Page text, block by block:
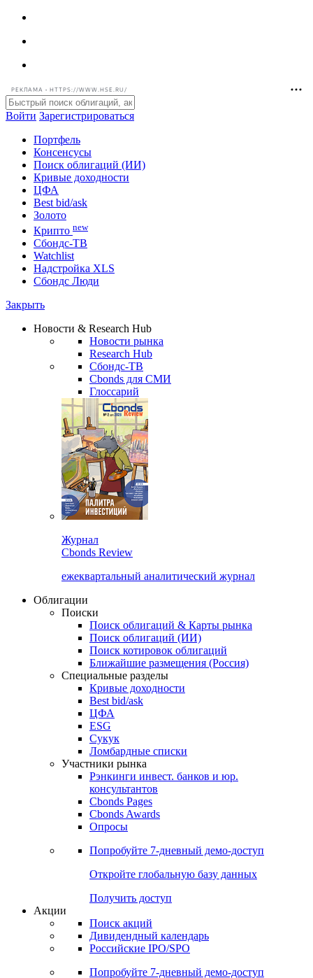
РЕКЛАМА • HTTPS://WWW.HSE.RU/
Войти Зарегистрироваться
Портфель
Консенсусы
Поиск облигаций (ИИ)
Кривые доходности
ЦФА
Best bid/ask
Золото
Крипто new
Watchlist
Сбондс Люди
Новости & Research Hub
Новости рынка
Research Hub
Сбондс-ТВ
Cbonds для СМИ
Глоссарий
Cbonds Review
ежеквартальный аналитический журнал
Облигации
Поиски
Поиск облигаций & Карты рынка
Поиск облигаций (ИИ)
Поиск котировок облигаций
Ближайшие размещения (Россия)
Специальные разделы
Кривые доходности
Best bid/ask
ЦФА
ESG
Сукук
Ломбардные списки
Участники рынка
Рэнкинги инвест. банков и юр.
Cbonds Pages
Опросы
Попробуйте7-дневный
Откройте глобальную базу данных
Получить доступ
Поиск акций